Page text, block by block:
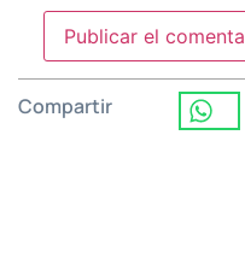
Compartir